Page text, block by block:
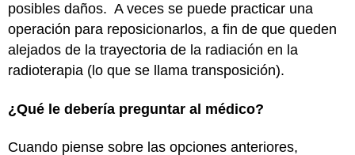
posibles daños. A veces se puede practicar una
operación para reposicionarlos, a fin de que queden
alejados de la trayectoria de la radiación en la
radioterapia (lo que se llama transposición).
¿Qué le debería preguntar al médico?
Cuando piense sobre las opciones anteriores,